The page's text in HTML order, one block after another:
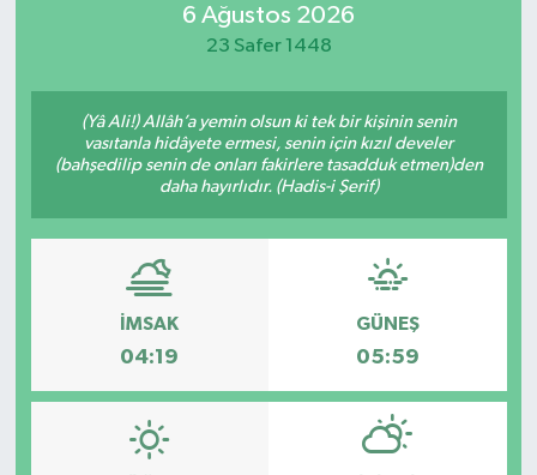
6 Ağustos 2026
23 Safer 1448
(Yâ Ali!) Allâh’a yemin olsun ki tek bir kişinin senin
vasıtanla hidâyete ermesi, senin için kızıl develer
(bahşedilip senin de onları fakirlere tasadduk etmen)den
daha hayırlıdır. (Hadis-i Şerif)
İMSAK
04:19
GÜNEŞ
05:59
SPOR
İLÇELERİMİZ